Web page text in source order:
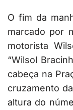
O fim da
marcado por
motorista
“Wilsol
cabeça na
cruzamento
altura do